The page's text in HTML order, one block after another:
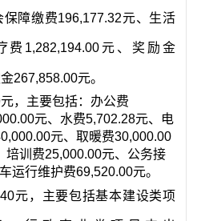
保障缴费196,177.32元、生活
费 1,282,194.00 元 、奖励金
267,858.00元。
元，主要包括：办公费
元、水费5,702.28元、电
元、取暖费30,000.00
培训费25,000.00元、公务接
运行维护费69,520.00元。
元，主要包括基本建设类项